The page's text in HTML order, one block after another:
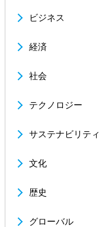
ビジネス
経済
社会
テクノロジー
サステナビリティ
文化
歴史
グローバル